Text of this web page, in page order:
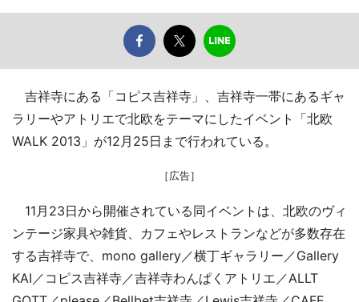
吉祥寺にある「コピス吉祥寺」、吉祥寺一帯にあるギャ
ラリーやアトリエで北欧をテーマにしたイベント「北欧
WALK 2013」が12月25日まで行われている。
［広告］
11月23日から開催されている同イベントは、北欧のヴィ
ンテージ家具や雑貨、カフェやレストランなどが多数存在
する吉祥寺で、mono gallery／横丁ギャラリー／Gallery
KAI／コピス吉祥寺／吉祥寺わんぱくアトリエ／ALLT